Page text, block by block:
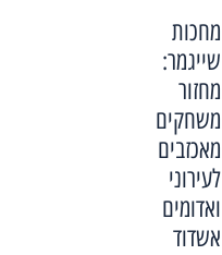
מחכות
שייגמר:
מחזור
משחקים
מאכזבים
לעירוני
ואדומים
אשדוד